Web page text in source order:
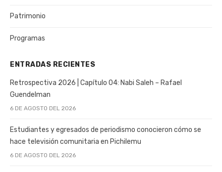
Patrimonio
Programas
ENTRADAS RECIENTES
Retrospectiva 2026 | Capítulo 04: Nabi Saleh – Rafael
Guendelman
6 DE AGOSTO DEL 2026
Estudiantes y egresados de periodismo conocieron cómo se
hace televisión comunitaria en Pichilemu
6 DE AGOSTO DEL 2026